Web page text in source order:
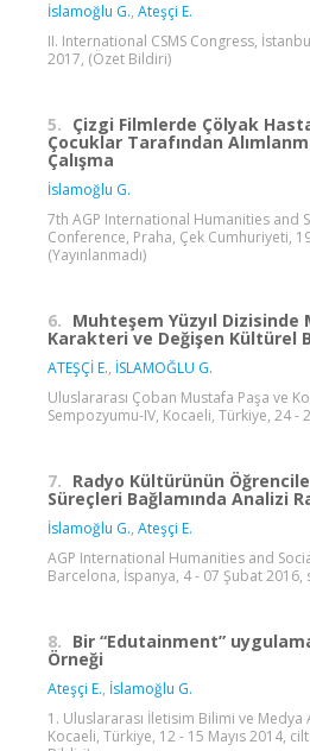
İslamoğlu G., Ateşçi E.
II. International CSMS Congress,
2017, (Özet Bildiri)
5. Çizgi Filmlerde Çölyak
Çocuklar Tarafından
Çalışma
İslamoğlu G.
7th AGP International Humanities and
Conference, Praha, Çek Cumhuriyeti,
(Yayınlanmadı)
6. Muhteşem Yüzyıl Dizisinde
Karakteri ve Değişen Kültürel
ATEŞÇİ E., İSLAMOĞLU G.
Uluslararası Çoban Mustafa Paşa ve
Sempozyumu-IV, Kocaeli, Türkiye, 24 -
7. Radyo Kültürünün
Süreçleri Bağlamında Analizi
İslamoğlu G., Ateşçi E.
AGP International Humanities and
Barcelona, İspanya, 4 - 07 Şubat 2016,
8. Bir “Edutainment”
Örneği
Ateşçi E., İslamoğlu G.
1. Uluslararası İletisim Bilimi ve
Kocaeli, Türkiye, 12 - 15 Mayıs 2014,